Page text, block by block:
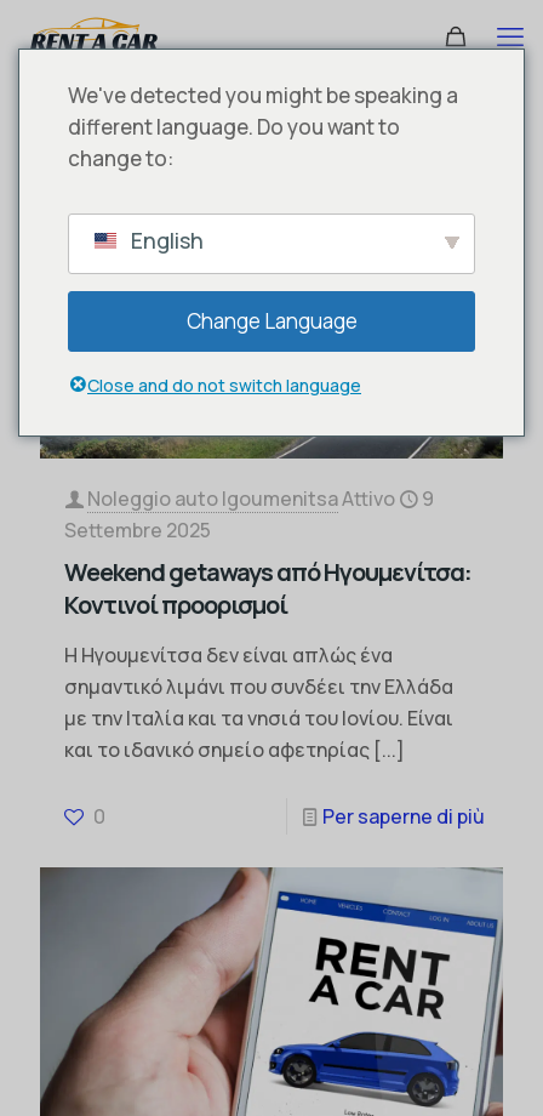
Noleggio auto IgoumenitsaAttivo
9
Settembre 2025
Weekend getaways από Ηγουμενίτσα:
Κοντινοί προορισμοί
Η Ηγουμενίτσα δεν είναι απλώς ένα
σημαντικό λιμάνι που συνδέει την Ελλάδα
με την Ιταλία και τα νησιά του Ιονίου. Είναι
και το ιδανικό σημείο αφετηρίας [...]
0 Per saperne di più
We've detected you might be speaking a
different language. Do you want to
change to:
English
Change Language
Close and do not switch language